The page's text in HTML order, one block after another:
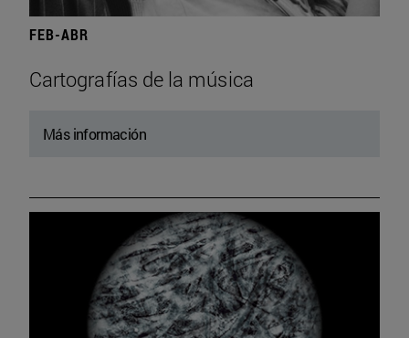
FEB-ABR
Cartografías de la música
Más información